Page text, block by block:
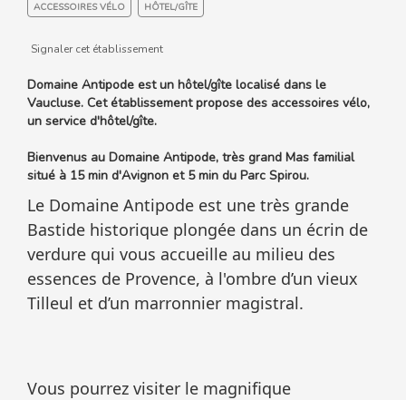
ACCESSOIRES VÉLO HÔTEL/GÎTE
Signaler cet établissement
Domaine Antipode est un hôtel/gîte localisé dans le
Vaucluse. Cet établissement propose des accessoires vélo,
un service d'hôtel/gîte.
Bienvenus au Domaine Antipode, très grand Mas familial
situé à 15 min d'Avignon et 5 min du Parc Spirou.
Le Domaine Antipode est une très grande
Bastide historique plongée dans un écrin de
verdure qui vous accueille au milieu des
essences de Provence, à l'ombre d’un vieux
Tilleul et d’un marronnier magistral.
Vous pourrez visiter le magnifique